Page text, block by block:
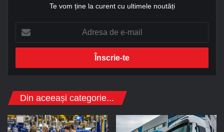
Te vom ține la curent cu ultimele noutăți
r
s
d
-
Din aceeași categorie...